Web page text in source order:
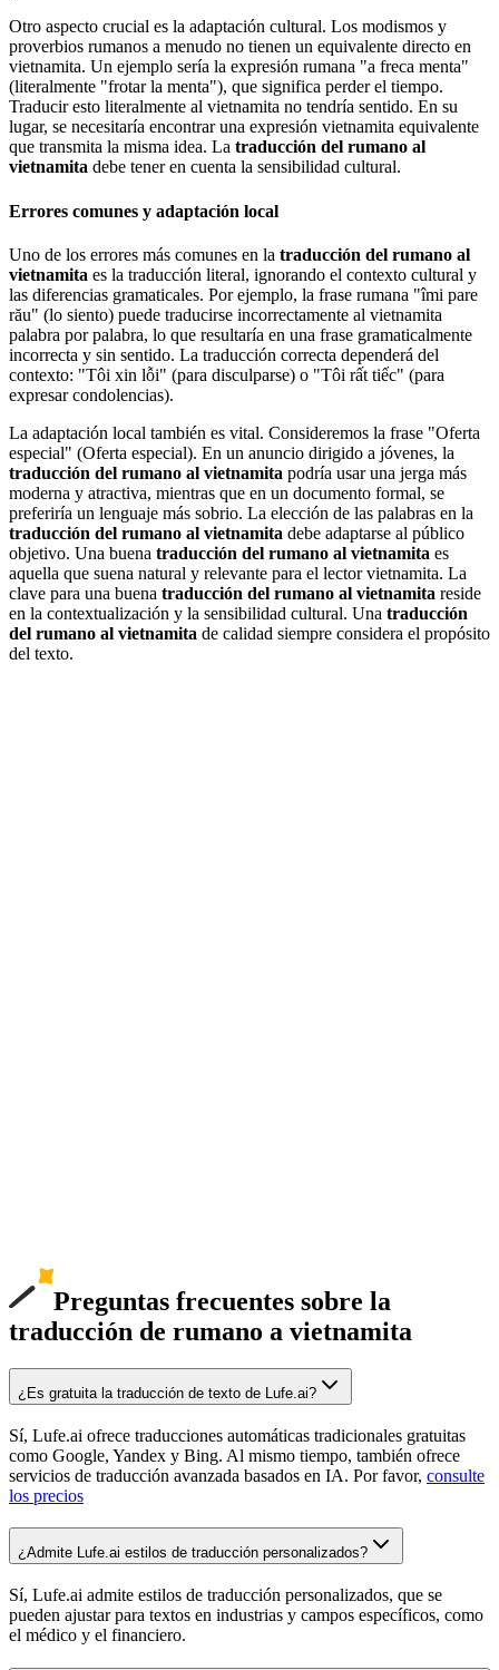
Otro aspecto crucial es la adaptación cultural. Los modismos y
proverbios rumanos a menudo no tienen un equivalente directo en
vietnamita. Un ejemplo sería la expresión rumana "a freca menta"
(literalmente "frotar la menta"), que significa perder el tiempo.
Traducir esto literalmente al vietnamita no tendría sentido. En su
lugar, se necesitaría encontrar una expresión vietnamita equivalente
que transmita la misma idea. La traducción del rumano al
vietnamita debe tener en cuenta la sensibilidad cultural.
Errores comunes y adaptación local
Uno de los errores más comunes en la traducción del rumano al
vietnamita es la traducción literal, ignorando el contexto cultural y
las diferencias gramaticales. Por ejemplo, la frase rumana "îmi pare
rău" (lo siento) puede traducirse incorrectamente al vietnamita
palabra por palabra, lo que resultaría en una frase gramaticalmente
incorrecta y sin sentido. La traducción correcta dependerá del
contexto: "Tôi xin lỗi" (para disculparse) o "Tôi rất tiếc" (para
expresar condolencias).
La adaptación local también es vital. Consideremos la frase "Oferta
especial" (Oferta especial). En un anuncio dirigido a jóvenes, la
traducción del rumano al vietnamita podría usar una jerga más
moderna y atractiva, mientras que en un documento formal, se
preferiría un lenguaje más sobrio. La elección de las palabras en la
traducción del rumano al vietnamita debe adaptarse al público
objetivo. Una buena traducción del rumano al vietnamita es
aquella que suena natural y relevante para el lector vietnamita. La
clave para una buena traducción del rumano al vietnamita reside
en la contextualización y la sensibilidad cultural. Una traducción
del rumano al vietnamita de calidad siempre considera el propósito
del texto.
Preguntas frecuentes sobre la
traducción de rumano a vietnamita
¿Es gratuita la traducción de texto de Lufe.ai?
Sí, Lufe.ai ofrece traducciones automáticas tradicionales gratuitas
como Google, Yandex y Bing. Al mismo tiempo, también ofrece
servicios de traducción avanzada basados en IA. Por favor, consulte
los precios
¿Admite Lufe.ai estilos de traducción personalizados?
Sí, Lufe.ai admite estilos de traducción personalizados, que se
pueden ajustar para textos en industrias y campos específicos, como
el médico y el financiero.